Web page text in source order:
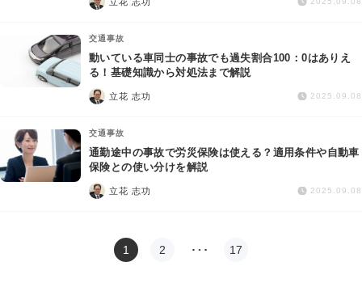
交通事故
動いている車同士の事故でも過失割合100：0はありえ
る！基礎知識から対処法まで解説
立花 志功 2025.09.08
交通事故
通勤途中の事故で労災保険は使える？適用条件や自動車
保険との使い分けを解説
立花 志功 2025.09.08
1 2 … 17